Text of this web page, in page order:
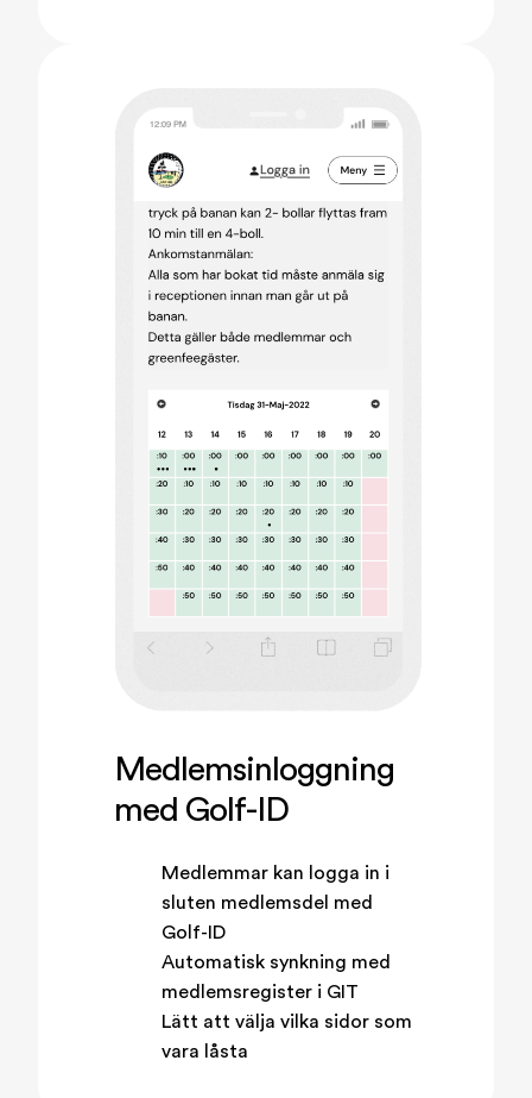
Medlemsinloggning
med Golf-ID
Medlemmar kan logga in i
sluten medlemsdel med
Golf-ID
Automatisk synkning med
medlemsregister i GIT
Lätt att välja vilka sidor som
vara låsta